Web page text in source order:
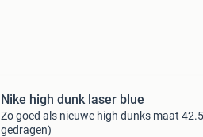
Nike high dunk laser blue
Zo goed als nieuwe high dunks maat
gedragen)